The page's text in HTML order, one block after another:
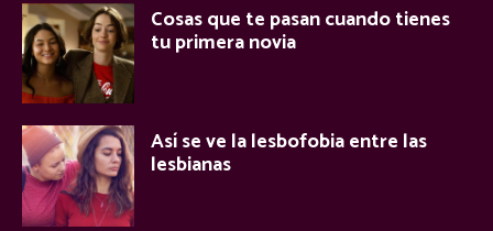
Cosas que te pasan cuando tienes
tu primera novia
Así se ve la lesbofobia entre las
lesbianas